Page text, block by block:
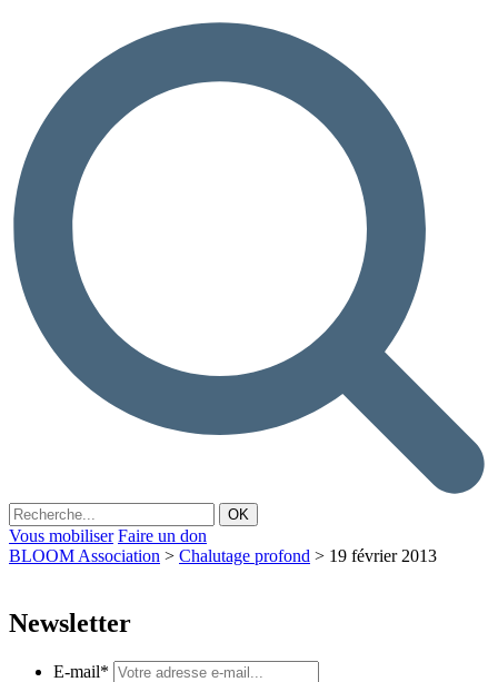
Vous mobiliser Faire un don
BLOOM Association > Chalutage profond > 19 février 2013
Newsletter
E-mail*